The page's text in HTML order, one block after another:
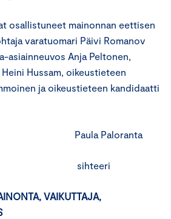
osallistuneet mainonnan eettisen
varatuomari Päivi Romanov
asiainneuvos Anja Peltonen,
Hussam, oikeustieteen
ja oikeustieteen kandidaatti
Paula Paloranta
sihteeri
VAIKUTTAJA,